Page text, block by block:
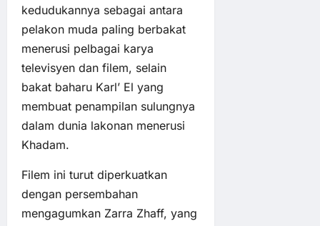
kedudukannya sebagai antara
pelakon muda paling berbakat
menerusi pelbagai karya
televisyen dan filem, selain
bakat baharu Karl’ El yang
membuat penampilan sulungnya
dalam dunia lakonan menerusi
Khadam.
Filem ini turut diperkuatkan
dengan persembahan
mengagumkan Zarra Zhaff, yang